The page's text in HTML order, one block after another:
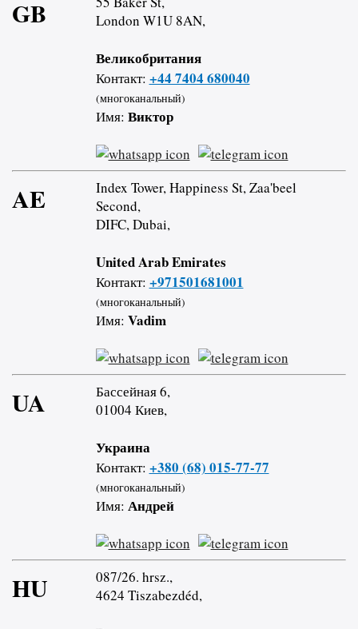
GB
London W1U 8AN,
Великобритания
Контакт: +44 7404 680040
(многоканальный)
Имя: Виктор
AE
Index Tower, Happiness St, Zaa'beel
Second,
DIFC, Dubai,
United Arab Emirates
Контакт: +971501681001
(многоканальный)
Имя: Vadim
UA
Бассейная 6,
01004 Киев,
Украина
Контакт: +380 (68) 015-77-77
(многоканальный)
Имя: Андрей
HU
087/26. hrsz.,
4624 Tiszabezdéd,